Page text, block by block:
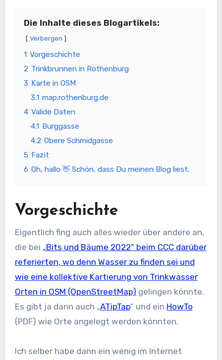
Die Inhalte dieses Blogartikels:
Verbergen
1 Vorgeschichte
2 Trinkbrunnen in Rothenburg
3 Karte in OSM
3.1 map.rothenburg.de
4 Valide Daten
4.1 Burggasse
4.2 Obere Schmidgasse
5 Fazit
6 Oh, hallo 👋 Schön, dass Du meinen Blog liest.
Vorgeschichte
Eigentlich fing auch alles wieder über andere an,
die bei „Bits und Bäume 2022“ beim CCC darüber
referierten, wo denn Wasser zu finden sei und
wie eine kollektive Kartierung von Trinkwasser
Orten in OSM (OpenStreetMap) gelingen könnte.
Es gibt ja dann auch „ATipTap“ und ein HowTo
(PDF) wie Orte angelegt werden könnten.
Ich selber habe dann ein wenig im Internet